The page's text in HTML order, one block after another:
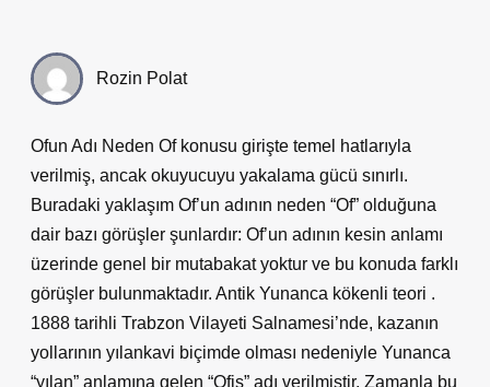
Rozin Polat
Ofun Adı Neden Of konusu girişte temel hatlarıyla
verilmiş, ancak okuyucuyu yakalama gücü sınırlı.
Buradaki yaklaşım Of’un adının neden “Of” olduğuna
dair bazı görüşler şunlardır: Of’un adının kesin anlamı
üzerinde genel bir mutabakat yoktur ve bu konuda farklı
görüşler bulunmaktadır. Antik Yunanca kökenli teori .
1888 tarihli Trabzon Vilayeti Salnamesi’nde, kazanın
yollarının yılankavi biçimde olması nedeniyle Yunanca
“yılan” anlamına gelen “Ofis” adı verilmiştir. Zamanla bu